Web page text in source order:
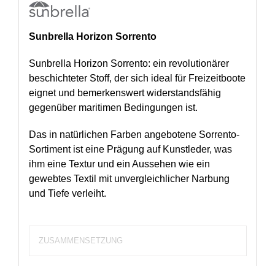
Sunbrella Horizon Sorrento
Sunbrella Horizon Sorrento: ein revolutionärer
beschichteter Stoff, der sich ideal für Freizeitboote
eignet und bemerkenswert widerstandsfähig
gegenüber maritimen Bedingungen ist.
Das in natürlichen Farben angebotene Sorrento-
Sortiment ist eine Prägung auf Kunstleder, was
ihm eine Textur und ein Aussehen wie ein
gewebtes Textil mit unvergleichlicher Narbung
und Tiefe verleiht.
ZUSAMMENSETZUNG